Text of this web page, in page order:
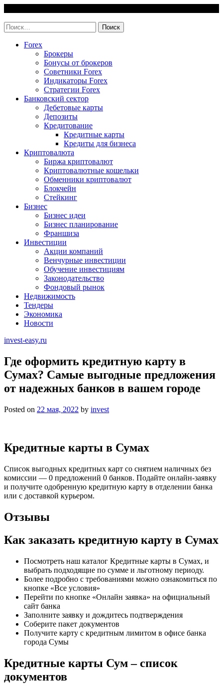
content
Найти:
Forex
Брокеры
Бонусы от брокеров
Советники Forex
Индикаторы Forex
Стратегии Forex
Банковский сектор
Дебетовые карты
Депозиты
Кредитование
Кредитные карты
Кредиты для бизнеса
Криптовалюта
Биржа криптовалют
Криптовалютные кошельки
Обменники криптовалют
Блокчейн
Стейкинг
Бизнес
Бизнес идеи
Бизнес планирование
Франшиза
Инвестиции
Акции компаний
Венчурные инвестиции
Обучение инвестициям
Законодательство
Фондовый рынок
Недвижимость
Тендеры
Экономика
Новости
invest-easy.ru
Где оформить кредитную карту в
Сумах? Самые выгодные предложения
от надежных банков в вашем городе
Posted on 22 мая, 2022 by invest
Кредитные карты в Сумах
Список выгодных кредитных карт со снятием наличных без
комиссии — 0 предложений 0 банков. Подайте онлайн-заявку
и получите одобренную кредитную карту в отделении банка
или с доставкой курьером.
Отзывы
Как заказать кредитную карту в Сумах
Посмотреть наш каталог Кредитные карты в Сумах, и
выбрать подходящие по сумме и льготному периоду.
Более подробно с требованиями можно ознакомиться по
кнопке «Все условия»
Перейти по кнопке «Онлайн заявка» на официальный
сайт банка
Заполните заявку и дождитесь подтверждения
Соберите пакет документов
Получите карту с кредитным лимитом в офисе банка
города Сумы
Кредитные карты Сум – список
документов